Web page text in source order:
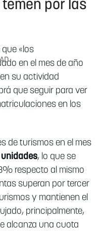
por las
«los
en el mes de año
su actividad
que seguir para ver
en los
de turismos en el mes
unidades, lo que se
respecto al mismo
superan por tercer
y mantienen el
principalmente,
alcanza una cuota